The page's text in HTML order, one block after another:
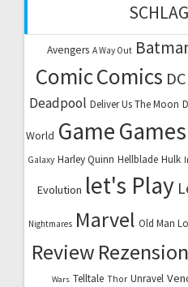
Avengers A Way Out
ComicComics
Deadpool Deliver Us The Moon
World GameGames
Galaxy Harley Quinn Hellblade Hulk
Evolution let's Play
Nightmares Marvel Old Man
Review Rezension
Wars Telltale Thor Unravel